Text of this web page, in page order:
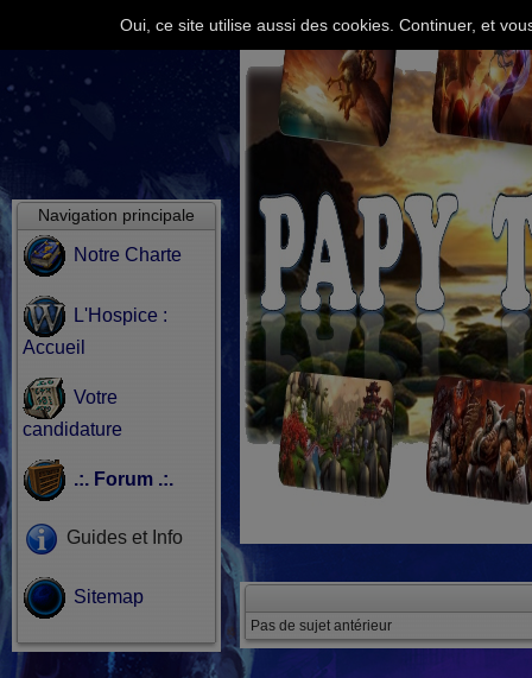
Navigation principale
Notre Charte
L'Hospice :
Accueil
Votre
candidature
.:. Forum .:.
Guides et Info
Sitemap
Pas de sujet antérieur
Oui, ce site utilise aussi des cookies. Continuer, et